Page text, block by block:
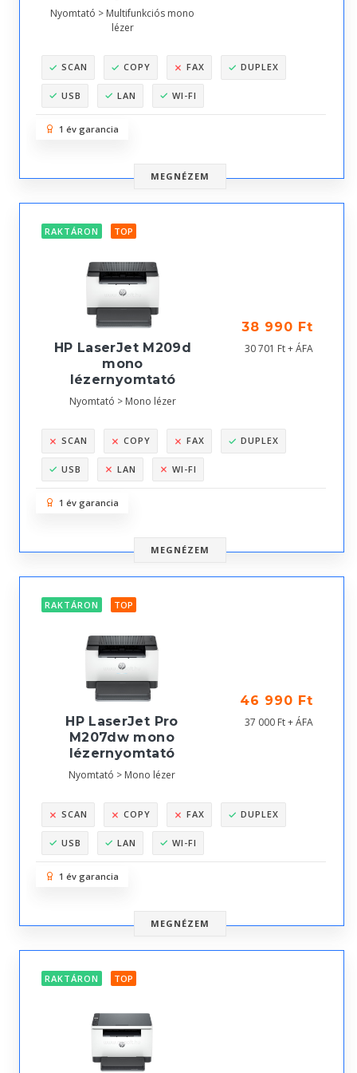
Nyomtató > Multifunkciós mono
lézer
SCAN COPY FAX DUPLEX
USB LAN WI-FI
1 év garancia
MEGNÉZEM
RAKTÁRON TOP
HP LaserJet M209d
mono
lézernyomtató
Nyomtató > Mono lézer
38 990 Ft
30 701 Ft + ÁFA
SCAN COPY FAX DUPLEX
USB LAN WI-FI
1 év garancia
MEGNÉZEM
RAKTÁRON TOP
HP LaserJet Pro
M207dw mono
lézernyomtató
Nyomtató > Mono lézer
46 990 Ft
37 000 Ft + ÁFA
SCAN COPY FAX DUPLEX
USB LAN WI-FI
1 év garancia
MEGNÉZEM
RAKTÁRON TOP